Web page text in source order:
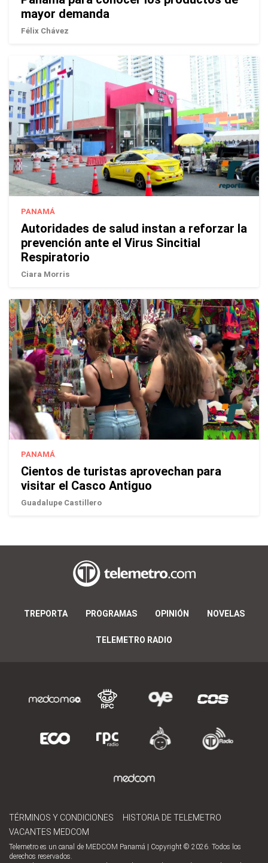
mayor demanda
Félix Chávez
PANAMÁ
Autoridades de salud instan a reforzar la
prevención ante el Virus Sincitial
Respiratorio
Ciara Morris
PANAMÁ
Cientos de turistas aprovechan para
visitar el Casco Antiguo
Guadalupe Castillero
TREPORTA PROGRAMAS OPINIÓN NOVELAS
TELEMETRO RADIO
TÉRMINOS Y CONDICIONES
HISTORIA DE TELEMETRO
VACANTES MEDCOM
Telemetro es un canal de MEDCOM Panamá | Copyright © 2026. Todos los
derechos reservados.